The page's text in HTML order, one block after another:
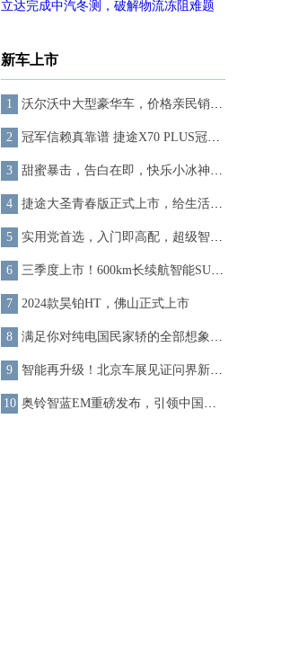
新车上市
沃尔沃中大型豪华车，价格亲民销量好，三十万内轻松拥有！
冠军信赖真靠谱 捷途X70 PLUS冠军版正式上市
甜蜜暴击，告白在即，快乐小冰神秘CP将于520浪漫官宣，期待值拉满！
捷途大圣青春版正式上市，给生活点颜色看看
实用党首选，入门即高配，超级智能轿车智己L6正式上市
三季度上市！600km长续航智能SUV“宝骏云海”正式亮相
2024款昊铂HT，佛山正式上市
满足你对纯电国民家轿的全部想象，一汽丰田bZ3即将上市
智能再升级！北京车展见证问界新M5的科技飞跃
奥铃智蓝EM重磅发布，引领中国新能源轻卡品质升级